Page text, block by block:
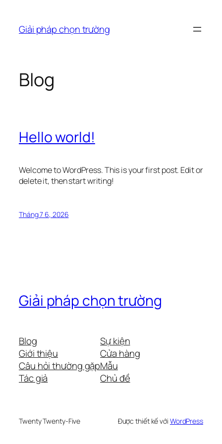
phầnGiải pháp chọn trường
Blog
Hello world!
Welcome to WordPress. This is your first post. Edit or
delete it, then start writing!
Tháng 7 6, 2026
Giải pháp chọn trường
Blog
Giới thiệu
Câu hỏi thường gặp
Tác giả
Sự kiện
Cửa hàng
Mẫu
Chủ đề
Twenty Twenty-Five Được thiết kế với WordPress